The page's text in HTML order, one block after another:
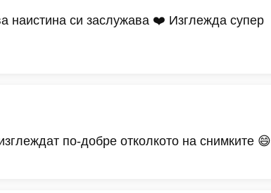
наистина си заслужава ❤️ Изглежда супер
по-добре отколкото на снимките 😄